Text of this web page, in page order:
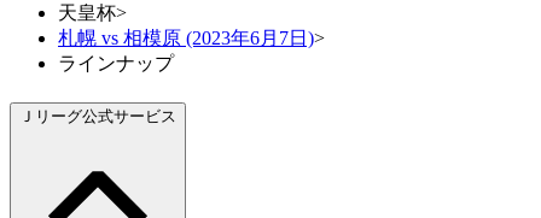
天皇杯>
札幌 vs 相模原 (2023年6月7日)>
ラインナップ
Ｊリーグ公式サービス